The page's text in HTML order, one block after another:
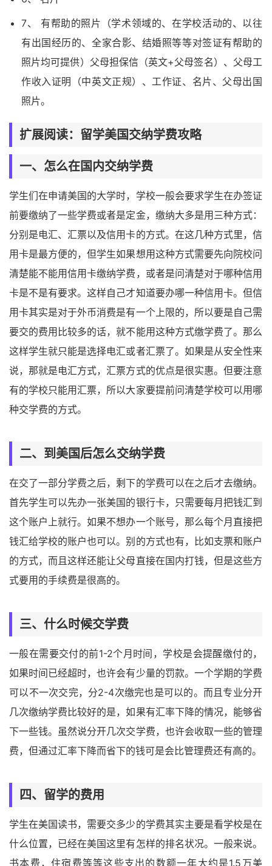
7、 有帮助的照片（学术领域的、在学校活动的、以往
有出国经历的、全家合影、结婚照等等对签证有帮助的
照片均可提供）父母担保信（英文+父母签名）、父母工
作收入证明（中英文正规）、工作证、名片、父母出国
照片。
扩展阅读：留学美国交纳学费攻略
一、怎么在国内交纳学费
学生们在申请美国的大学时，学校一般会要求学生在办签证
前要缴纳了一些学费或者是定金，缴纳大多是用三种方式：
分别是电汇、汇票以及信用卡的方式。在这几种方式里，信
用卡是最方便的，但学生如果想用这种方式需要先向院校问
清楚能不能用信用卡缴纳学费，或者是问清楚对于哪种信用
卡是不是有要求。这样自己才知道要办哪一种信用卡。但信
用卡其实是对于外币消费是有一个上限的，所以要是自己需
要交的费用比较多的话，就不能用这种方式缴学费了。那么
这样学生就只能是选择电汇或者汇票了。如果是从安全性来
说，那就是电汇方式，汇票方式的优点是很实惠。但要注意
有的学校只能用汇票，所以大家要提前问清楚学校可以用哪
种交学费的方式。
二、到美国后怎么交纳学费
在交了一部分学费之后，剩下的学费可以在之后才去缴纳。
首先学生可以先办一张美国的银行卡，只需要每月把钱汇到
这个账户上就行。如果不想办一个账号，那么每个月直接把
钱汇给学校的账户也可以。别的方式也有，比如支票和账户
的方式，而且这样还能让父母直接在国内打钱，但是这些方
式要用的手续费是很高的。
三、什么时候交学费
一般在需要交付的前1-2个月时间，学校是会提醒缴付的，
如果时间已经超时，也许会有少量的罚款。一个学期的学费
可以不一次交完，分2-4次缴完也是可以的。而且专业分开
几次缴纳学费比较好的是，如果有汇率下降的情况，能够省
下一些钱。虽然说分开几次交学费，也许会收取一些的管理
费，但通过汇率下降而省下的钱可是会比管理费还有高的。
四、留学的费用
学生在美国读书，需要交多少的学费其实主要是看学校是在
什么位置，已经在美国这里有怎样的排名状况。一般来说。
书本费，住宿费等等这些支出的数额一年大约是1.5万美